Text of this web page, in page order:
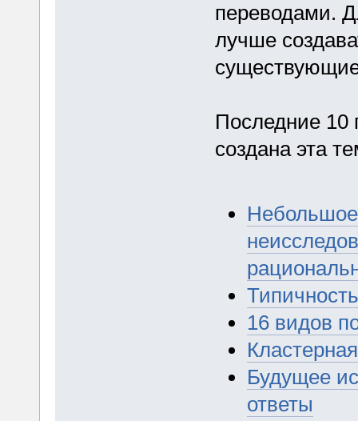
переводами.
лучше
Последние 10
создана эта
Небольшое
16 видов
Будущее
ответы